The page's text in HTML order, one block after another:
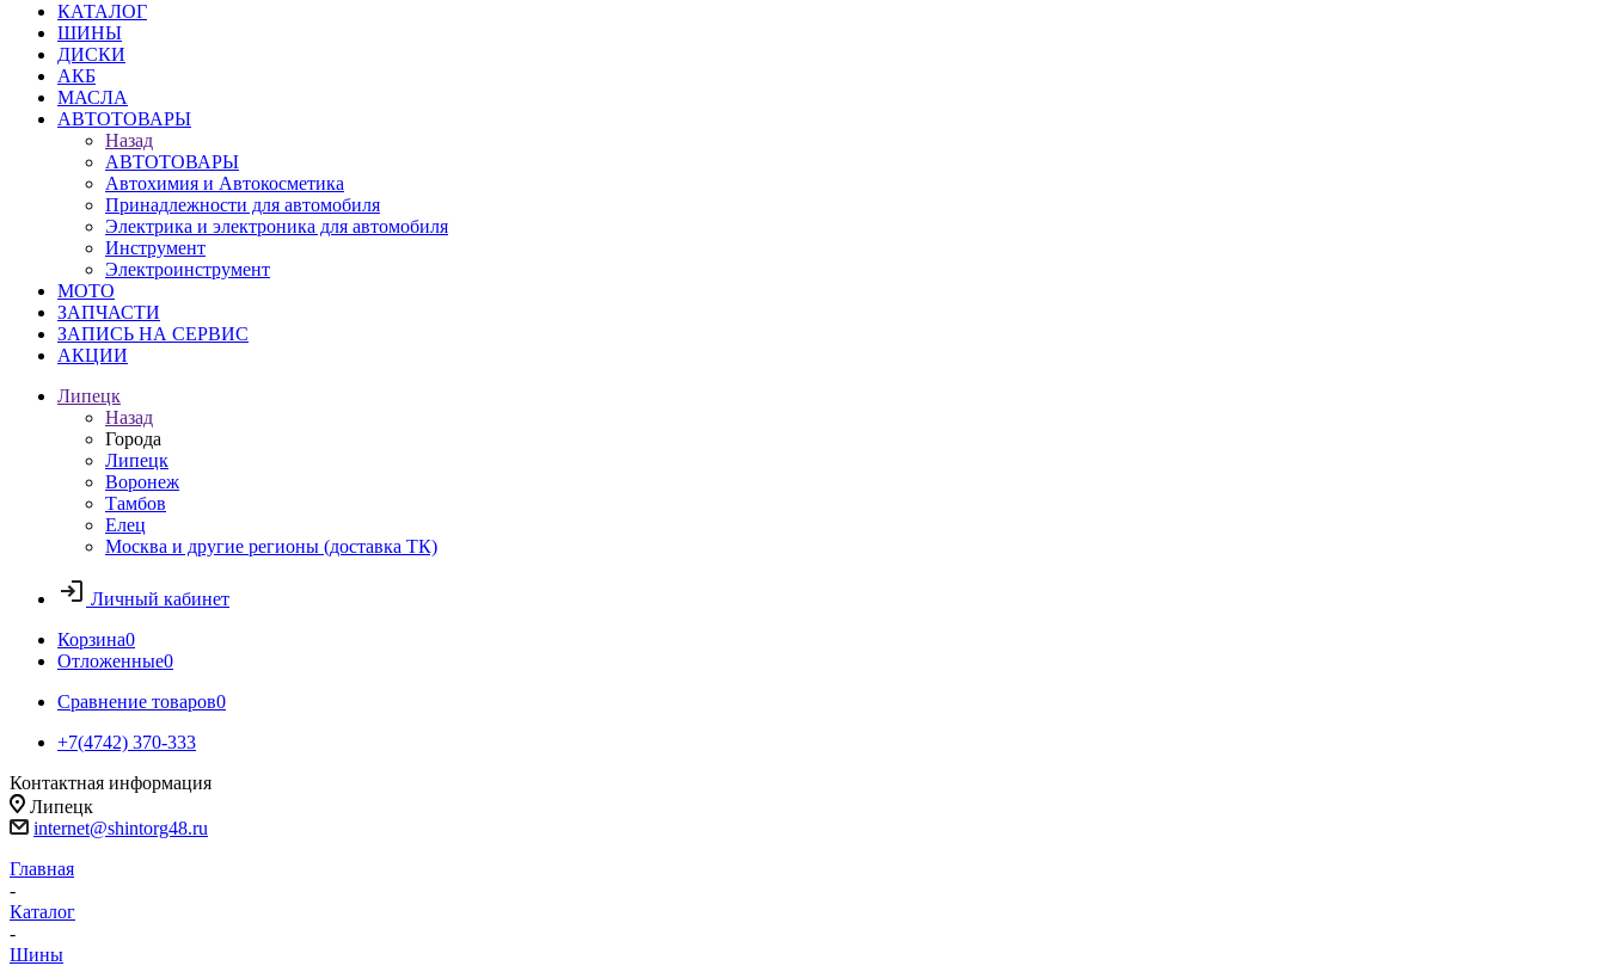
КАТАЛОГ
ШИНЫ
ДИСКИ
АКБ
МАСЛА
АВТОТОВАРЫ
Назад
АВТОТОВАРЫ
Автохимия и Автокосметика
Принадлежности для автомобиля
Электрика и электроника для автомобиля
Инструмент
Электроинструмент
МОТО
ЗАПЧАСТИ
ЗАПИСЬ НА СЕРВИС
АКЦИИ
Липецк
Назад
Города
Липецк
Воронеж
Тамбов
Елец
Москва и другие регионы (доставка ТК)
Личный кабинет
Корзина0
Отложенные0
Сравнение товаров0
+7(4742) 370-333
Контактная информация
Липецк
internet@shintorg48.ru
Главная
-
Каталог
-
Шины